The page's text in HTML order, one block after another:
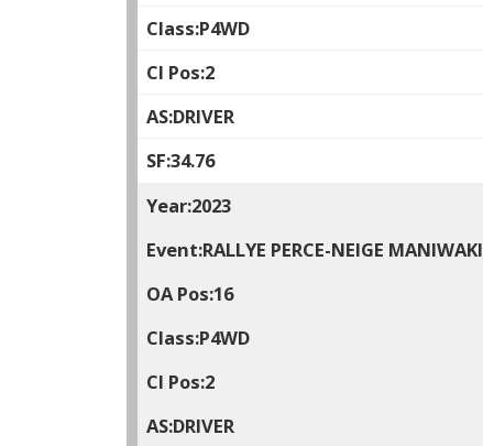
P4WD
2
DRIVER
34.76
2023
RALLYE PERCE-NEIGE MANIWAKI
16
P4WD
2
DRIVER